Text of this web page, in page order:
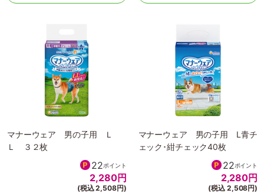
マナーウェア 男の子用 Ｌ
Ｌ ３２枚
22ポイント
2,280円
(税込 2,508円)
マナーウェア 男の子用 L青チ
ェック･紺チェック40枚
22ポイント
2,280円
(税込 2,508円)